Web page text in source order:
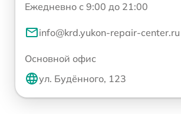
Ежедневно с 9:00 до 21:00
info@krd.yukon-repair-center.ru
Основной офис
ул. Будённого, 123